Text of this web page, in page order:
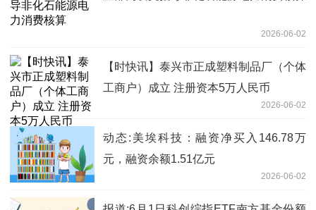
2026-06-02
【时快讯】泰兴市正成塑料制品厂（个体
工商户）成立 注册资本5万人民币
2026-06-02
动态:美埃科技：融资净买入146.78万
元，融资余额1.51亿元
2026-06-02